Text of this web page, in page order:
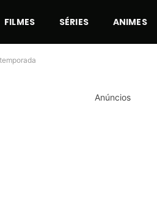
FILMES SÉRIES ANIMES
Anúncios